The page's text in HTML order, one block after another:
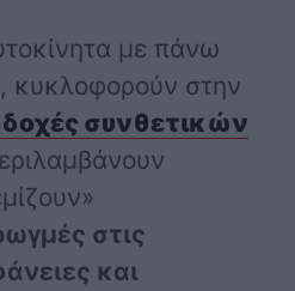
με πάνω
κυκλοφορούν στην
συνθετικών
στις
και